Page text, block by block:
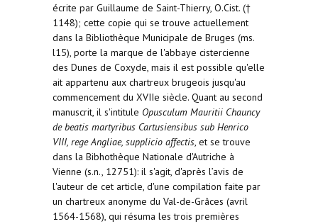
écrite par Guillaume de Saint-Thierry, O.Cist. (†
1148); cette copie qui se trouve actuellement
dans la Bibliothèque Municipale de Bruges (ms.
l15), porte la marque de l'abbaye cistercienne
des Dunes de Coxyde, mais il est possible qu'elle
ait appartenu aux chartreux brugeois jusqu'au
commencement du XVIIe siècle. Quant au second
manuscrit, il s'intitule Opusculum Mauritii Chauncy
de beatis martyribus Cartusiensibus sub Henrico
VIII, rege Angliae, supplicio affectis, et se trouve
dans la Bibhothèque Nationale d'Autriche à
Vienne (s.n., 12751): il s'agit, d'après l’avis de
l'auteur de cet article, d'une compilation faite par
un chartreux anonyme du Val-de-Grâces (avril
1564-1568), qui résuma les trois premières